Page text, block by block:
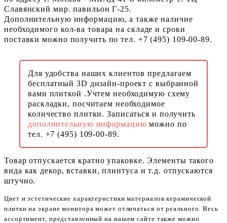
Славянский мир. павильон Г-25.
Дополнительную информацию, а также наличие
необходимого кол-ва товара на складе и сроки
поставки можно получить по тел. +7 (495) 109-00-89.
Для удобства наших клиентов предлагаем
бесплатный 3D дизайн-проект с выбранной
вами плиткой .Учтем необходимую схему
раскладки, посчитаем необходимое
количество плитки. Записаться и получить
дополнительную информациюможно по
тел. +7 (495) 109-00-89.
Товар отпускается кратно упаковке. Элементы такого
вида как декор, вставки, плинтуса и т.д. отпускаются
штучно.
Цвет и эстетические характеристики материалов керамической
плитки на экране монитора может отличаться от реального. Весь
ассортимент, представленный на нашем сайте также можно